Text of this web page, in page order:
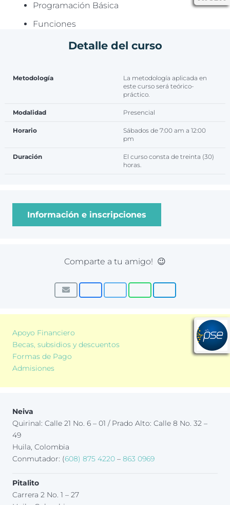
Programación Básica
Funciones
Pandas y Numpy
Detalle del curso
Metodología
La metodología aplicada en
este curso será teórico-
práctico.
Modalidad Presencial
Horario
Sábados de 7:00 am a 12:00
pm
Duración
El curso consta de treinta (30)
horas.
Información e inscripciones
Comparte a tu amigo! 😉
Apoyo Financiero
Becas, subsidios y descuentos
Formas de Pago
Admisiones
Neiva
Quirinal: Calle 21 No. 6 – 01 / Prado Alto: Calle 8 No. 32 –
49
Huila, Colombia
Conmutador: (608) 875 4220 – 863 0969
Pitalito
Carrera 2 No. 1 – 27